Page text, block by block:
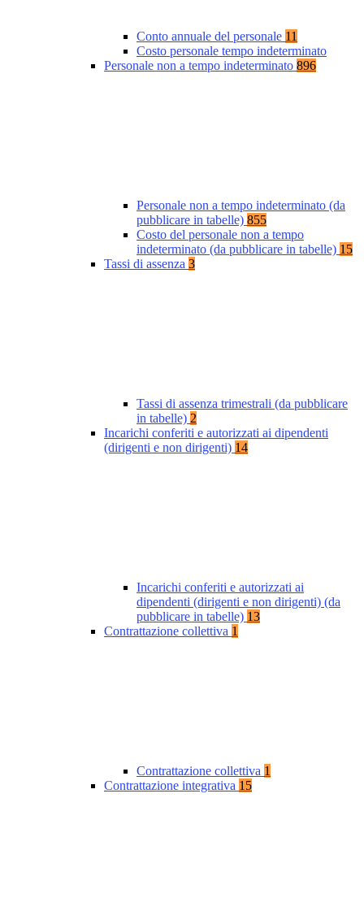
Conto annuale del personale 11
Costo personale tempo indeterminato
Personale non a tempo indeterminato 896
Personale non a tempo indeterminato (da
pubblicare in tabelle) 855
Costo del personale non a tempo
indeterminato (da pubblicare in tabelle) 15
Tassi di assenza 3
Tassi di assenza trimestrali (da pubblicare
in tabelle) 2
Incarichi conferiti e autorizzati ai dipendenti
(dirigenti e non dirigenti) 14
Incarichi conferiti e autorizzati ai
dipendenti (dirigenti e non dirigenti) (da
pubblicare in tabelle) 13
Contrattazione collettiva 1
Contrattazione collettiva 1
Contrattazione integrativa 15